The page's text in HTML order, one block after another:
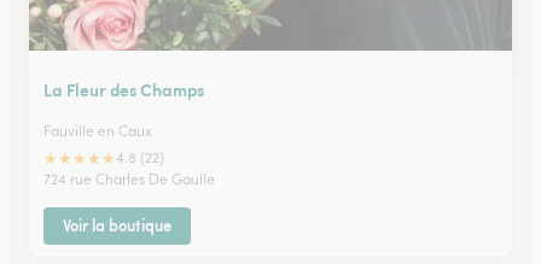
La Fleur des Champs
Fauville en Caux
★★★★★4.8 (22)
724 rue Charles De Gaulle
Voir la boutique